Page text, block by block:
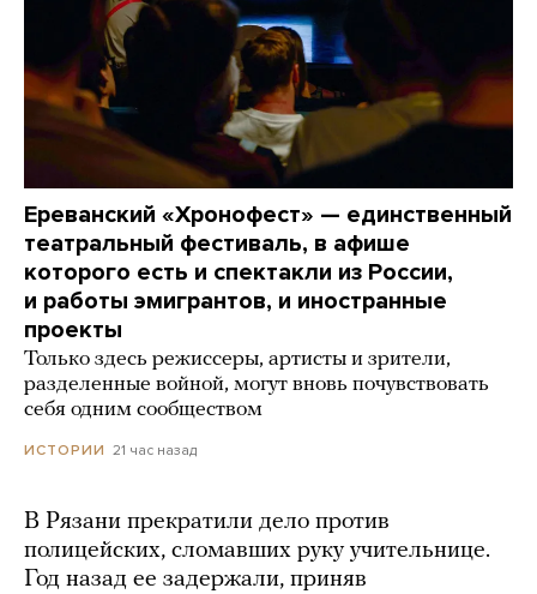
Ереванский «Хронофест» — единственный
театральный фестиваль, в афише
которого есть и спектакли из России,
и работы эмигрантов, и иностранные
проекты
Только здесь режиссеры, артисты и зрители,
разделенные войной, могут вновь почувствовать
себя одним сообществом
ИСТОРИИ 21 час назад
В Рязани прекратили дело против
полицейских, сломавших руку учительнице.
Год назад ее задержали, приняв